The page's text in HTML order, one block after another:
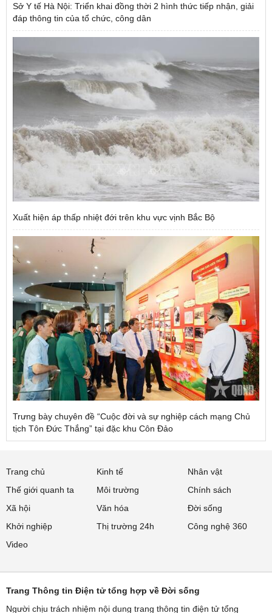
Sở Y tế Hà Nội: Triển khai đồng thời 2 hình thức tiếp nhận, giải
đáp thông tin của tổ chức, công dân
Xuất hiện áp thấp nhiệt đới trên khu vực vịnh Bắc Bộ
Trưng bày chuyên đề “Cuộc đời và sự nghiệp cách mạng Chủ
tịch Tôn Đức Thắng” tại đặc khu Côn Đảo
Trang chủ Kinh tế
Nhân vật
Thế giới quanh ta
Môi trường
Chính sách
Xã hội
Văn hóa
Đời sống
Khởi nghiệp
Thị trường 24h
Công nghệ 360
Video
Trang Thông tin Điện tử tổng hợp về Đời sống
Người chịu trách nhiệm nội dung trang thông tin điện tử tổng